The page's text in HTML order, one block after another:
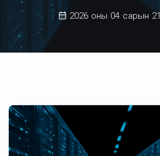
2026 оны 04 сарын 21